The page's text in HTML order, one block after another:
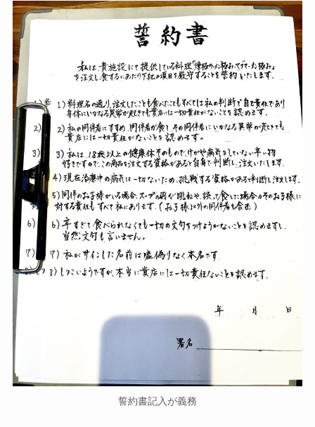
誓約書記入が義務